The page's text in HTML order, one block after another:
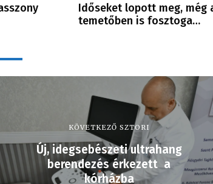
Időseket lopott meg, még
temetőben is fosztoga…
KÖVETKEZŐ SZTORI
Új, idegsebészeti ultrahang
berendezés érkezett a
kórházba